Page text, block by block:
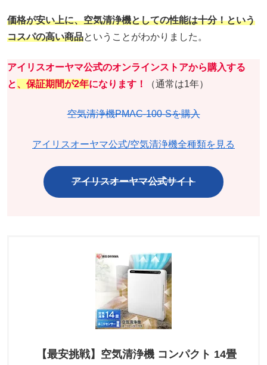
価格が安い上に、空気清浄機としての性能は十分！という
コスパの高い商品ということがわかりました。
アイリスオーヤマ公式のオンラインストアから購入する
と、保証期間が2年になります！ （通常は1年）
空気清浄機PMAC-100-Sを購入
アイリスオーヤマ公式/空気清浄機全種類を見る
アイリスオーヤマ公式サイト
【最安挑戦】空気清浄機 コンパクト 14畳